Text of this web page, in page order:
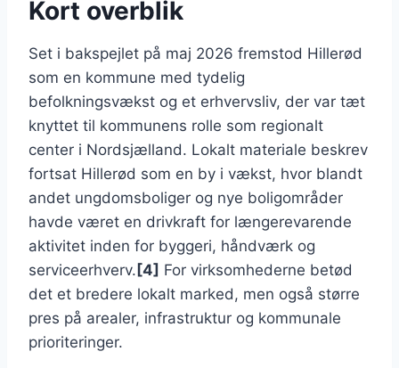
Kort overblik
Set i bakspejlet på maj 2026 fremstod Hillerød
som en kommune med tydelig
befolkningsvækst og et erhvervsliv, der var tæt
knyttet til kommunens rolle som regionalt
center i Nordsjælland. Lokalt materiale beskrev
fortsat Hillerød som en by i vækst, hvor blandt
andet ungdomsboliger og nye boligområder
havde været en drivkraft for længerevarende
aktivitet inden for byggeri, håndværk og
serviceerhverv. [4] For virksomhederne betød
det et bredere lokalt marked, men også større
pres på arealer, infrastruktur og kommunale
prioriteringer.